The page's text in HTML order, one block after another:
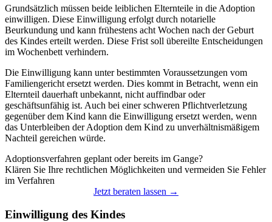
Grundsätzlich müssen beide leiblichen Elternteile in die Adoption
einwilligen. Diese Einwilligung erfolgt durch notarielle
Beurkundung und kann frühestens acht Wochen nach der Geburt
des Kindes erteilt werden. Diese Frist soll übereilte Entscheidungen
im Wochenbett verhindern.
Die Einwilligung kann unter bestimmten Voraussetzungen vom
Familiengericht ersetzt werden. Dies kommt in Betracht, wenn ein
Elternteil dauerhaft unbekannt, nicht auffindbar oder
geschäftsunfähig ist. Auch bei einer schweren Pflichtverletzung
gegenüber dem Kind kann die Einwilligung ersetzt werden, wenn
das Unterbleiben der Adoption dem Kind zu unverhältnismäßigem
Nachteil gereichen würde.
Adoptionsverfahren geplant oder bereits im Gange?
Klären Sie Ihre rechtlichen Möglichkeiten und vermeiden Sie Fehler
im Verfahren
Jetzt beraten lassen →
Einwilligung des Kindes